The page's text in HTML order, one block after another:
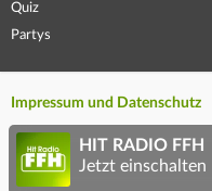
Quiz
Partys
Impressum und Datenschutz
HIT RADIO FFH
Jetzt einschalten